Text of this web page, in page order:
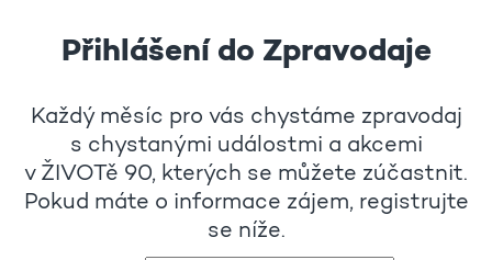
Přihlášení do Zpravodaje
Každý měsíc pro vás chystáme zpravodaj
s chystanými událostmi a akcemi
v ŽIVOTě 90, kterých se můžete zúčastnit.
Pokud máte o informace zájem, registrujte
se níže.